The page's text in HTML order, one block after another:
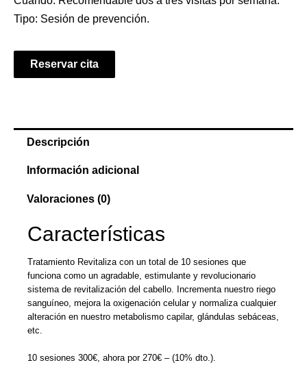
Tipo: Sesión de prevención.
Reservar cita
Descripción
Información adicional
Valoraciones (0)
Características
Tratamiento Revitaliza con un total de 10 sesiones que
funciona como un agradable, estimulante y revolucionario
sistema de revitalización del cabello. Incrementa nuestro riego
sanguíneo, mejora la oxigenación celular y normaliza cualquier
alteración en nuestro metabolismo capilar, glándulas sebáceas,
etc.
10 sesiones 300€, ahora por 270€ – (10% dto.).